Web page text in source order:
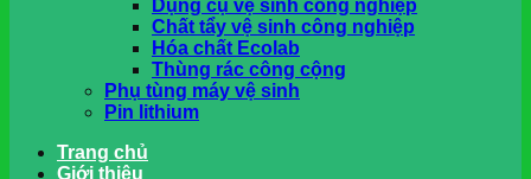
Dụng cụ vệ sinh công nghiệp
Chất tẩy vệ sinh công nghiệp
Hóa chất Ecolab
Thùng rác công cộng
Phụ tùng máy vệ sinh
Pin lithium
Trang chủ
Giới thiệu